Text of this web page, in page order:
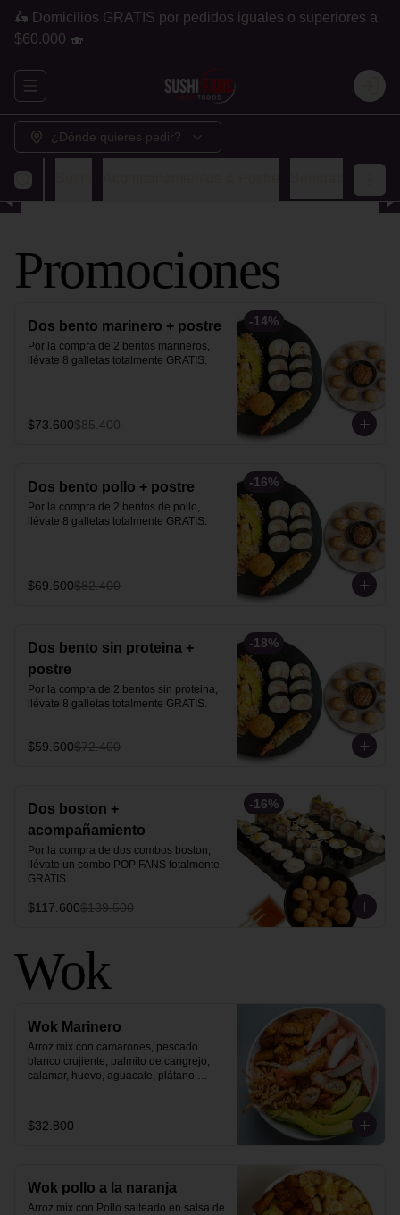
🛵 Domicilios GRATIS por pedidos iguales o superiores a
$60.000 🍣
Abrir menu de navegación Login
¿Dónde quieres pedir?
Promociones
-14%
Dos bento marinero + postre
Por la compra de 2 bentos marineros,
llévate 8 galletas totalmente GRATIS.
$73.600$85.400
-16%
Dos bento pollo + postre
Por la compra de 2 bentos de pollo,
llévate 8 galletas totalmente GRATIS.
$69.600$82.400
-18%
Dos bento sin proteina +
postre
Por la compra de 2 bentos sin proteina,
llévate 8 galletas totalmente GRATIS.
$59.600$72.400
-16%
Dos boston +
acompañamiento
Por la compra de dos combos boston,
llévate un combo POP FANS totalmente
GRATIS.
$117.600$139.500
Wok
Wok Marinero
Arroz mix con camarones, pescado
blanco crujiente, palmito de cangrejo,
calamar, huevo, aguacate, plátano
$32.800
Wok pollo a la naranja
Arroz mix con Pollo salteado en salsa de